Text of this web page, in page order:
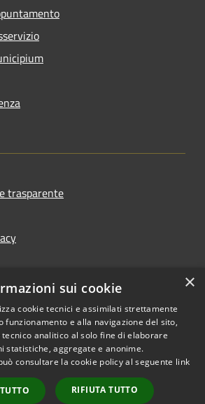
trasparente
Copyright © 2026 • Comune di
Bollate • Powered by
Municipium•
Accesso
×
sui cookie
cookie tecnici e assimilati strettamente
funzionamento e alla navigazione del sito,
tecnico analitico al solo fine di elaborare
statistiche, aggregate e anonime.
consultare la cookie policy al seguente link
RIFIUTA TUTTO